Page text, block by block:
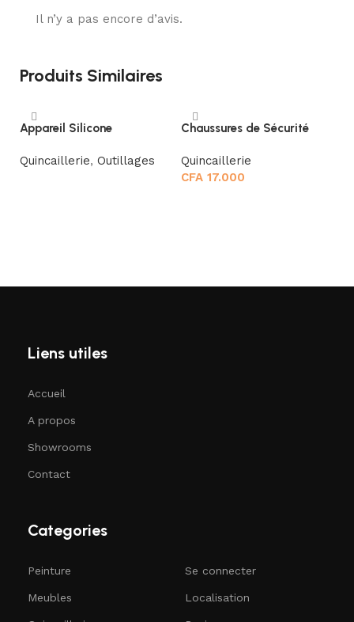
Il n’y a pas encore d’avis.
Produits Similaires
Appareil Silicone
Quincaillerie, Outillages
Chaussures de Sécurité
Quincaillerie
CFA 17.000
Liens utiles
Accueil
A propos
Showrooms
Contact
Categories
Peinture
Meubles
Se connecter
Localisation